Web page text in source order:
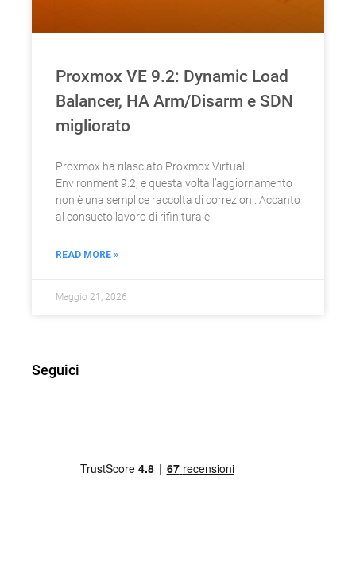
Proxmox VE 9.2: Dynamic Load
Balancer, HA Arm/Disarm e SDN
migliorato
Proxmox ha rilasciato Proxmox Virtual
Environment 9.2, e questa volta l’aggiornamento
non è una semplice raccolta di correzioni. Accanto
al consueto lavoro di rifinitura e
READ MORE »
Maggio 21, 2026
Seguici